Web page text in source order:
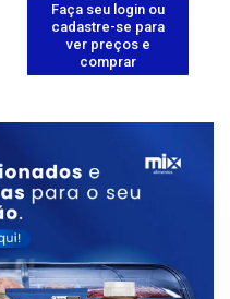
Faça seu login ou
cadastre-se para
ver preços e
comprar